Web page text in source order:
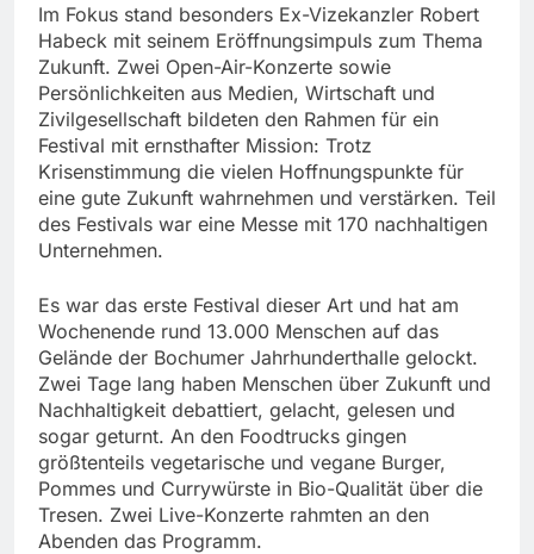
Im Fokus stand besonders Ex-Vizekanzler Robert
Habeck mit seinem Eröffnungsimpuls zum Thema
Zukunft. Zwei Open-Air-Konzerte sowie
Persönlichkeiten aus Medien, Wirtschaft und
Zivilgesellschaft bildeten den Rahmen für ein
Festival mit ernsthafter Mission: Trotz
Krisenstimmung die vielen Hoffnungspunkte für
eine gute Zukunft wahrnehmen und verstärken. Teil
des Festivals war eine Messe mit 170 nachhaltigen
Unternehmen.
Es war das erste Festival dieser Art und hat am
Wochenende rund 13.000 Menschen auf das
Gelände der Bochumer Jahrhunderthalle gelockt.
Zwei Tage lang haben Menschen über Zukunft und
Nachhaltigkeit debattiert, gelacht, gelesen und
sogar geturnt. An den Foodtrucks gingen
größtenteils vegetarische und vegane Burger,
Pommes und Currywürste in Bio-Qualität über die
Tresen. Zwei Live-Konzerte rahmten an den
Abenden das Programm.